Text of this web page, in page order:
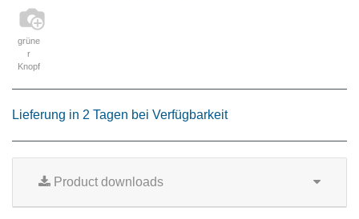
grüne
r
Knopf
Lieferung in 2 Tagen bei Verfügbarkeit
Product downloads